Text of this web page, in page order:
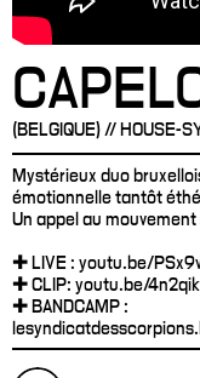
(BELGIQUE) // HOUSE-
Mystérieux duo
émotionnelle tantôt
Un appel au
✚ LIVE : youtu.be/
✚ CLIP: youtu.be/
✚ BANDCAMP :